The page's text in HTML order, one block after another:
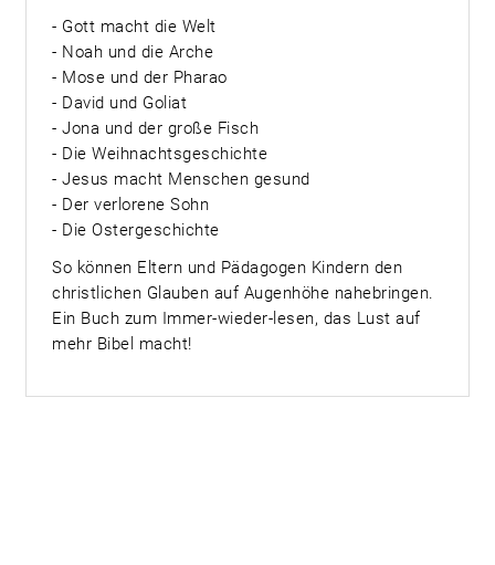
- Gott macht die Welt
- Noah und die Arche
- Mose und der Pharao
- David und Goliat
- Jona und der große Fisch
- Die Weihnachtsgeschichte
- Jesus macht Menschen gesund
- Der verlorene Sohn
- Die Ostergeschichte
So können Eltern und Pädagogen Kindern den
christlichen Glauben auf Augenhöhe nahebringen.
Ein Buch zum Immer-wieder-lesen, das Lust auf
mehr Bibel macht!